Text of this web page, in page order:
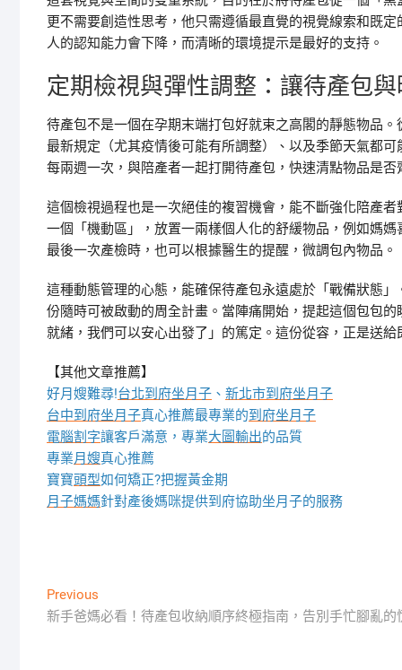
更不需要創造性思考，他只需遵循最直覺的視覺線索和既
人的認知能力會下降，而清晰的環境提示是最好的支持。
定期檢視與彈性調整：讓待產包
待產包不是一個在孕期末端打包好就束之高閣的靜態物品
最新規定（尤其疫情後可能有所調整）、以及季節天氣都
每兩週一次，與陪產者一起打開待產包，快速清點物品是
這個檢視過程也是一次絕佳的複習機會，能不斷強化陪產
一個「機動區」，放置一兩樣個人化的舒緩物品，例如媽
最後一次產檢時，也可以根據醫生的提醒，微調包內物品。
這種動態管理的心態，能確保待產包永遠處於「戰備狀態
份隨時可被啟動的周全計畫。當陣痛開始，提起這個包包
就緒，我們可以安心出發了」的篤定。這份從容，正是送
【其他文章推薦】
好月嫂難尋!台北到府坐月子 、 新北市到府坐月子
台中到府坐月子真心推薦最專業的到府坐月子
電腦割字讓客戶滿意，專業大圖輸出的品質
專業月嫂真心推薦
寶寶頭型如何矯正?把握黃金期
月子媽媽針對產後媽咪提供到府協助坐月子的服務
文
章
Previous
post:
新手爸媽必看！待產包收納順序終極指南，告別手忙腳亂的